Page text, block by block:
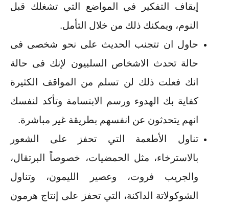
إيقاف التفكير في المواضع التي تشغلك قبل
النوم، ويمكنك ذلك من خلال التأمل.
حاول ان تتجنب الحديث على نحو شخصى فى
حالة تحدث الاشخاص السلبيون لإنك فى حالة
انك فعلت ذلك لن تسلم من المواقف الكثيرة
كفاية بك الهدوء ورسم الابتسامة وتأكد لنفسك
انهم يتحدثون عن انفسهم بطريقة غير مباشرة.
تناول الأطعمة التي تحفز على الشعور
بالاسترخاء، مثل الحمضيات، خصوصاً البرتقال،
والجريب فروت، وعصير الليمون، وتناول
الشوكولاتة الداكنة، التي تحفز على إنتاج هرمون